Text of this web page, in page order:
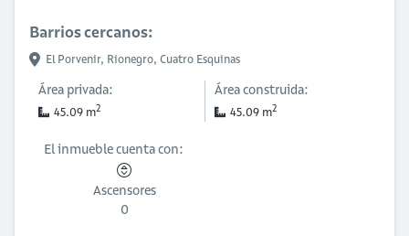
Barrios cercanos:
El Porvenir, Rionegro, Cuatro Esquinas
Área privada:
45.09 m2
Área construida:
45.09 m2
El inmueble cuenta con:
Ascensores
0